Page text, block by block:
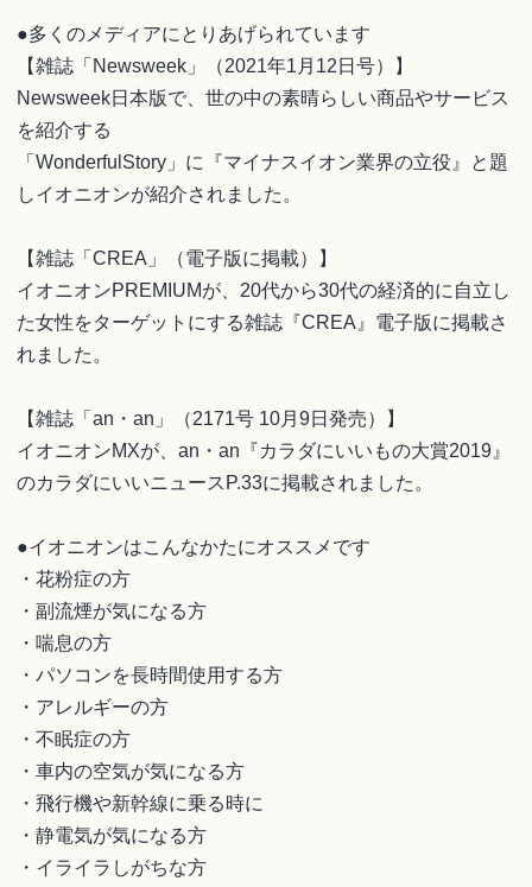
●多くのメディアにとりあげられています
【雑誌「Newsweek」（2021年1月12日号）】
Newsweek日本版で、世の中の素晴らしい商品やサービス
を紹介する
「WonderfulStory」に『マイナスイオン業界の立役』と題
しイオニオンが紹介されました。
【雑誌「CREA」（電子版に掲載）】
イオニオンPREMIUMが、20代から30代の経済的に自立し
た女性をターゲットにする雑誌『CREA』電子版に掲載さ
れました。
【雑誌「an・an」（2171号 10月9日発売）】
イオニオンMXが、an・an『カラダにいいもの大賞2019』
のカラダにいいニュースP.33に掲載されました。
●イオニオンはこんなかたにオススメです
・花粉症の方
・副流煙が気になる方
・喘息の方
・パソコンを長時間使用する方
・アレルギーの方
・不眠症の方
・車内の空気が気になる方
・飛行機や新幹線に乗る時に
・静電気が気になる方
・イライラしがちな方